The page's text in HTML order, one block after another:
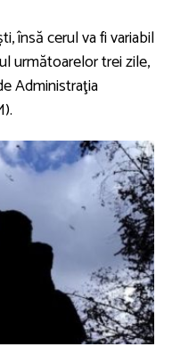
însă cerul va fi variabil
următoarelor trei zile,
Administraţia